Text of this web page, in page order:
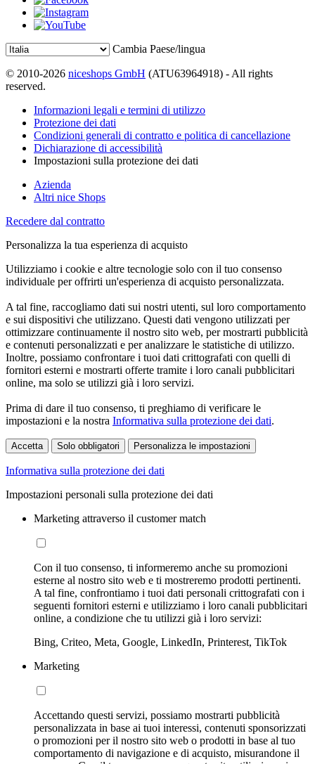
Cambia Paese/lingua
© 2010-2026 niceshops GmbH (ATU63964918) - All rights
reserved.
Informazioni legali e termini di utilizzo
Protezione dei dati
Condizioni generali di contratto e politica di cancellazione
Dichiarazione di accessibilità
Impostazioni sulla protezione dei dati
Azienda
Altri nice Shops
Recedere dal contratto
Personalizza la tua esperienza di acquisto
Utilizziamo i cookie e altre tecnologie solo con il tuo consenso
individuale per offrirti un'esperienza di acquisto personalizzata.
A tal fine, raccogliamo dati sui nostri utenti, sul loro comportamento
e sui dispositivi che utilizzano. Questi dati vengono utilizzati per
ottimizzare continuamente il nostro sito web, per mostrarti pubblicità
e contenuti personalizzati e per analizzare le statistiche di utilizzo.
Inoltre, possiamo confrontare i tuoi dati crittografati con quelli di
fornitori esterni e mostrarti offerte tramite i loro canali pubblicitari
online, ma solo se utilizzi già i loro servizi.
Prima di dare il tuo consenso, ti preghiamo di verificare le
impostazioni e la nostra Informativa sulla protezione dei dati.
Accetta Solo obbligatori Personalizza le impostazioni
Informativa sulla protezione dei dati
Impostazioni personali sulla protezione dei dati
Marketing attraverso il customer match
Con il tuo consenso, ti informeremo anche su promozioni
esterne al nostro sito web e ti mostreremo prodotti pertinenti.
A tal fine, confrontiamo i tuoi dati personali crittografati con i
seguenti fornitori esterni e utilizziamo i loro canali pubblicitari
online, a condizione che tu utilizzi già i loro servizi:
Bing, Criteo, Meta, Google, LinkedIn, Printerest, TikTok
Marketing
Accettando questi servizi, possiamo mostrarti pubblicità
personalizzata in base ai tuoi interessi, contenuti sponsorizzati
o promozioni per il nostro sito web o prodotti in base al tuo
comportamento di navigazione e di acquisto, misurandone il